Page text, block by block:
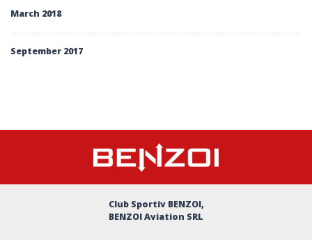
March 2018
September 2017
Club Sportiv BENZOI,
BENZOI Aviation SRL